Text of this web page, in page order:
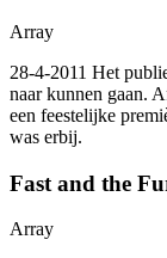
Array
28-4-2011 Het
naarkunnen gaan.
een feestelijke
was erbij.
Fast and the
Array